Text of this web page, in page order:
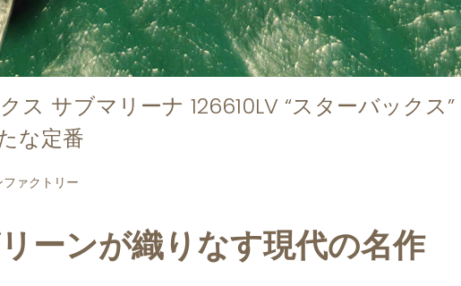
ス サブマリーナ 126610LV “スターバックス
な定番
ァクトリー
ーンが織りなす現代の名作